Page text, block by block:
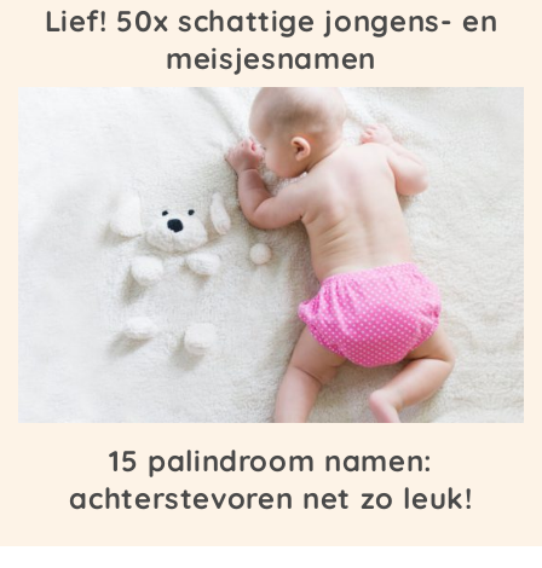
Lief! 50x schattige jongens- en
meisjesnamen
15 palindroom namen:
achterstevoren net zo leuk!